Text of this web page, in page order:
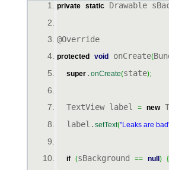
private static Drawable
@Override
protected void onCreate(
super . onCreate(state);
  TextView label
= new
  label.
setText("Leaks are
if (sBackground == null ) {